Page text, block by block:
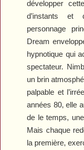
développer
d’instants et
personnage
Dream
hypnotique qui
spectateur.
un brin
palpable et
années 80, elle
de le temps,
Mais chaque
la première,